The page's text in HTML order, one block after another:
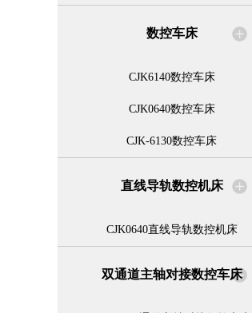
数控车床
CJK6140数控车床
CJK0640数控车床
CJK-6130数控车床
直线导轨数控机床
CJK0640直线导轨数控机床
双通道主轴对接数控车床